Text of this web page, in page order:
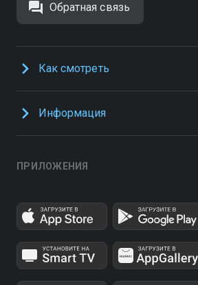
Обратная связь
Как смотреть
Информация
ПРИЛОЖЕНИЯ